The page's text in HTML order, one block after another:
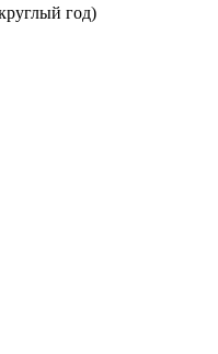
год)